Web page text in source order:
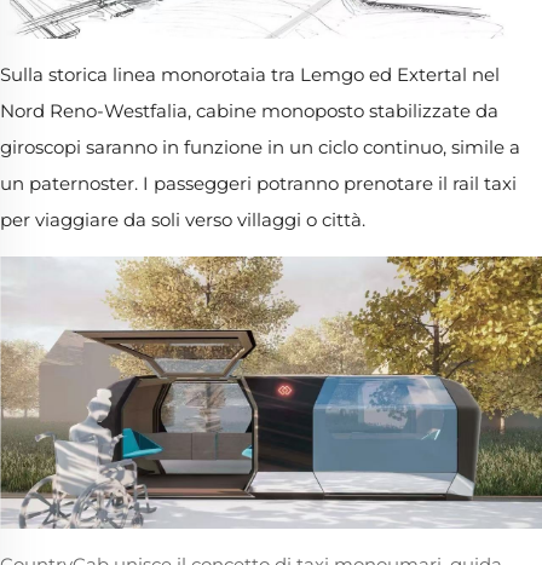
Sulla storica linea monorotaia tra Lemgo ed Extertal nel
Nord Reno-Westfalia, cabine monoposto stabilizzate da
giroscopi saranno in funzione in un ciclo continuo, simile a
un paternoster. I passeggeri potranno prenotare il rail taxi
per viaggiare da soli verso villaggi o città.